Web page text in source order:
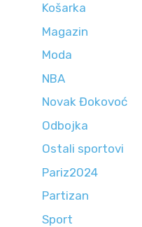
Košarka
Magazin
Moda
NBA
Novak Đokovoć
Odbojka
Ostali sportovi
Pariz2024
Partizan
Sport